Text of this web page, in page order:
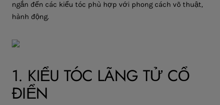
ngắn đến các kiểu tóc phù hợp với phong cách võ thuật,
hành động.
1. KIỂU TÓC LÃNG TỬ CỔ
ĐIỂN